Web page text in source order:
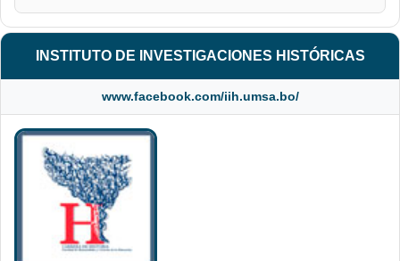
INSTITUTO DE INVESTIGACIONES HISTÓRICAS
www.facebook.com/iih.umsa.bo/